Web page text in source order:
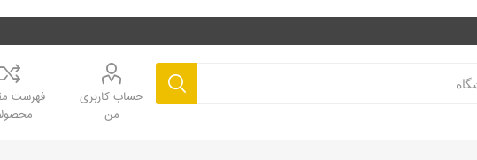
حساب کاربری
من
فهرست